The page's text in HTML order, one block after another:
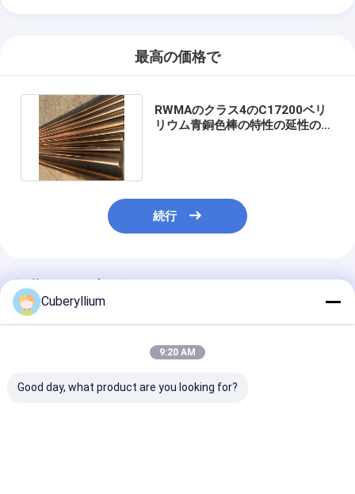
最高の価格で
RWMAのクラス4のC17200ベリ
リウム青銅色棒の特性の延性の
続行
推薦されたプロダクト
Cuberyllium
9:20 AM
Good day, what product are you looking for?